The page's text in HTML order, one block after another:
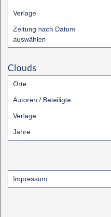
Verlage
Zeitung nach Datum
auswählen
Clouds
Orte
Autoren / Beteiligte
Verlage
Jahre
Impressum